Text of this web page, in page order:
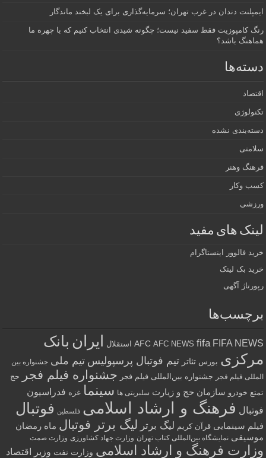
ایمپلنت دندان در غرب تهران؛ سرمایه‌گذاری برای یک لبخند ماندگار
رنگ کامپوزیت فقط سفید نیست؛ چگونه شیدی انتخاب کنیم که با چهره ما
هماهنگ باشد؟
دسته‌ها
اقتصاد
تکنولوژی
دسته‌بندی نشده
سلامتی
فرهنگ وهنر
کسب وکار
ورزشی
لینک های مفید
خرید فالوور اینستاگرام
خرید بک لینک
رپورتاژ آگهی
برچسب‌ها
AFC AFC NEWS fifa FIFA NEWS استقلال ایران بانک
مرکزی بورس تئاتر تیم فوتبال پرسپولیس تیم ملی جشنواره بین
المللی فیلم فجر جشنواره بین‌المللی فیلم فجر جشنواره فیلم فجر
حج
تمتع خودرو سازمان حج و زیارت سلبریتی ها سینما غزه فدراسیون
فوتبال فرهنگ و ارشاد اسلامی فلسطین فوتبال
فیلم سینمایی قرآن کریم لیگ برتر لیگ برتر فوتبال ماه رمضان
موسیقی نمایشگاه بین‌المللی کتاب تهران وزارت جهاد کشاورزی وزارت صمت
وزارت فرهنگ و ارشاد اسلامی وزارت نفت وزیر اقتصاد